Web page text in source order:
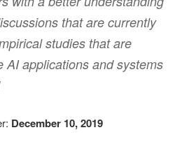
that are currently
studies that are
AI applications and systems
December 10, 2019